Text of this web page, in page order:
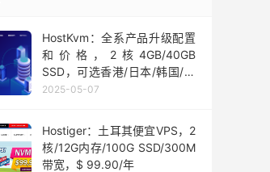
HostKvm：全系产品升级配置
和价格，2核4GB/40GB
SSD，可选香港/日本/韩国/美
国优化线路，月付$6.4起
2025-05-07
Hostiger：土耳其便宜VPS，2
核/12G内存/100G SSD/300M
带宽，$ 99.90/年